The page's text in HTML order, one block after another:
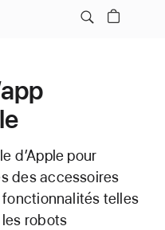
d’Apple pour
des accessoires
telles
robots